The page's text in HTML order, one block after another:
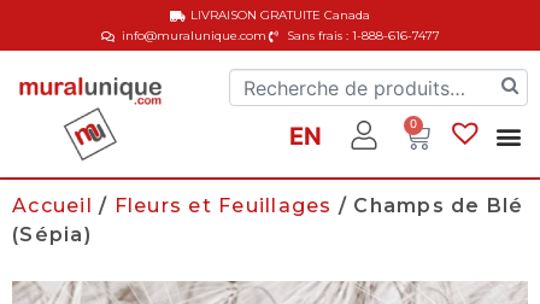
info@muralunique.com Sans frais : 1-888-616-7477
LIVRAISON GRATUITECanada
EN 0
Accueil / Fleurs et Feuillages / Champs de Blé
(Sépia)